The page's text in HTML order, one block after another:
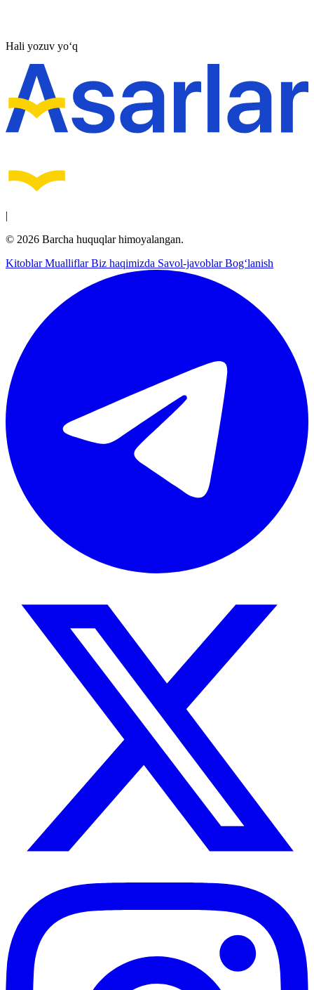
Hali yozuv yo‘q
|
© 2026 Barcha huquqlar himoyalangan.
KitoblarMualliflarBiz haqimizda Savol-javoblarBog‘lanish